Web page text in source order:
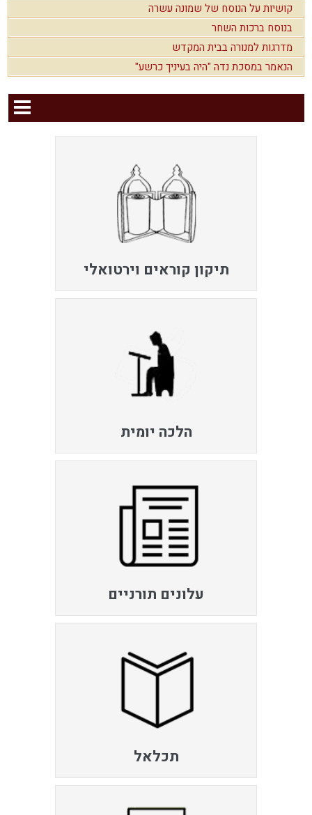
קושיות על הנוסח של שמונה עשרה
בנוסח ברכות השחר
מדרגות למנורה בבית המקדש
הנאמר במסכת נדה "היה בעיניך כרשע"
תיקון קוראים וירטואלי
הלכה יומית
עלונים תורניים
תכלאל